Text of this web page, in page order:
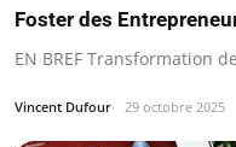
Foster des
EN BREF Transformation
Vincent Dufour 29 octobre 2025